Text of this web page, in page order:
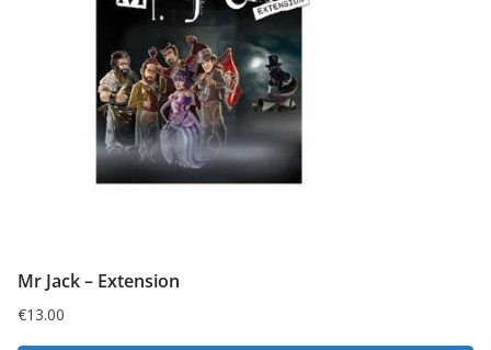
Mr Jack – Extension
€13.00